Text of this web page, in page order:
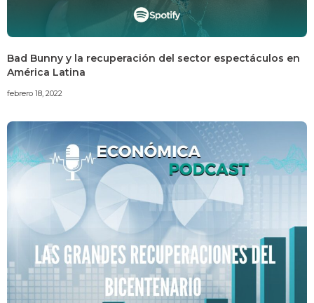
Bad Bunny y la recuperación del sector espectáculos en
América Latina
febrero 18, 2022